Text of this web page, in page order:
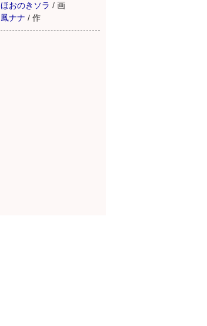
ほおのきソラ / 画
鳳ナナ / 作